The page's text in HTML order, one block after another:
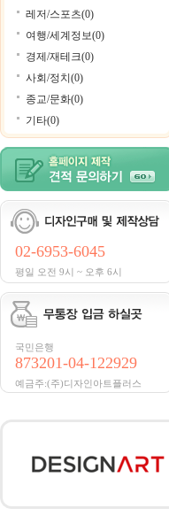
레저/스포츠(0)
여행/세계정보(0)
경제/재테크(0)
사회/정치(0)
종교/문화(0)
기타(0)
02-6953-6045
평일 오전 9시 ~ 오후 6시
국민은행
873201-04-122929
예금주:(주)디자인아트플러스